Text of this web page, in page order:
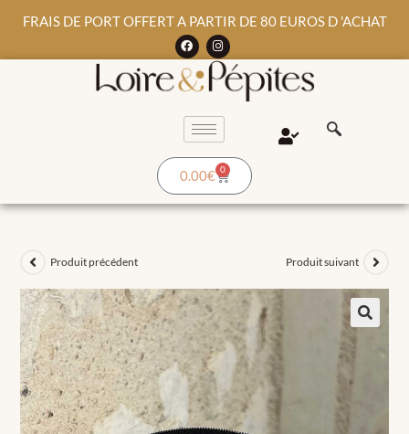
FRAIS DE PORT OFFERT A PARTIR DE 80 EUROS D 'ACHAT
0.00€ 0
Produit précédent Produit suivant